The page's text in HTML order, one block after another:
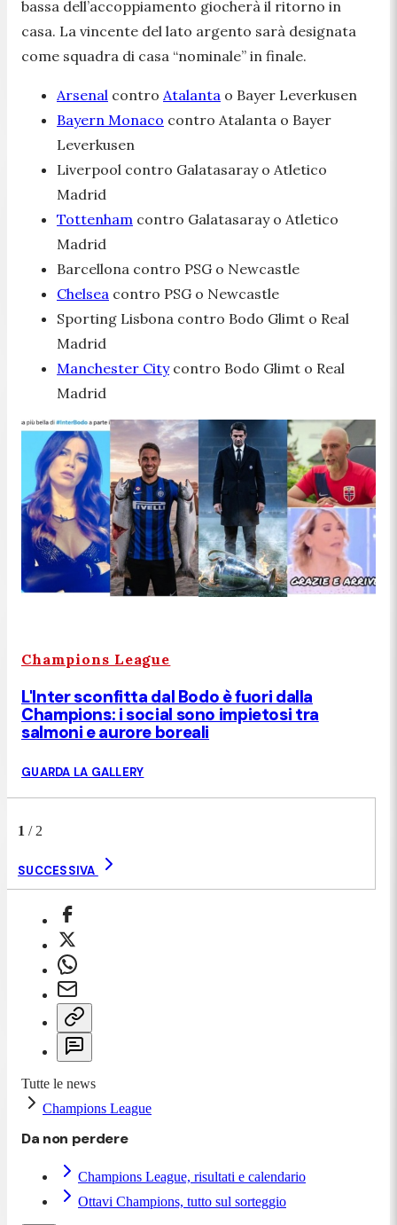
bassa dell’accoppiamento giocherà il ritorno in
casa. La vincente del lato argento sarà designata
come squadra di casa “nominale” in finale.
Arsenal contro Atalanta o Bayer Leverkusen
Bayern Monaco contro Atalanta o Bayer
Leverkusen
Liverpool contro Galatasaray o Atletico
Madrid
Tottenham contro Galatasaray o Atletico
Madrid
Barcellona contro PSG o Newcastle
Chelsea contro PSG o Newcastle
Sporting Lisbona contro Bodo Glimt o Real
Madrid
Manchester Citycontro Bodo Glimt o Real
Madrid
Champions League
L'Inter sconfitta dal Bodo è fuori dalla
Champions: i social sono impietosi tra
salmoni e aurore boreali
GUARDA LA GALLERY
1 / 2
SUCCESSIVA
Tutte le news
Champions League
Da non perdere
Champions League, risultati e calendario
Ottavi Champions, tutto sul sorteggio